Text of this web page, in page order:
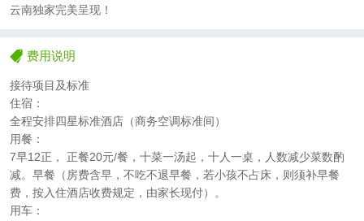
云南独家完美呈现！
费用说明
接待项目及标准
住宿：
全程安排四星标准酒店（商务空调标准间）
用餐：
7早12正， 正餐20元/餐，十菜一汤起，十人一桌，人数减少菜数酌
减。早餐（房费含早，不吃不退早餐，若小孩不占床，则须补早餐
费，按入住酒店收费规定，由家长现付）。
用车：